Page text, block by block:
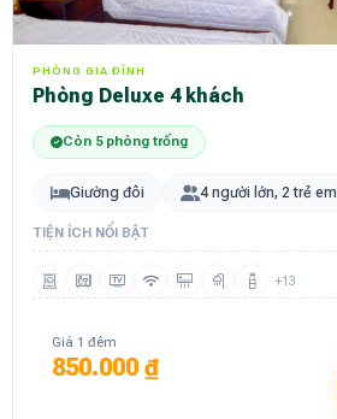
PHÒNG GIA ĐÌNH
Phòng Deluxe 4 khách
Còn 5 phòng trống
Giường đôi 4 người lớn, 2 trẻ em
TIỆN ÍCH NỔI BẬT
+13
Giá 1 đêm
850.000 ₫